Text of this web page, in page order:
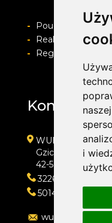
i
-
Pouczenie o
-
Realizacja
-
Regulamin i
Kontakt
WULKAN-TOP
Gzichowska 108
42-504 Będzin
322692033
501410313
wulkan-